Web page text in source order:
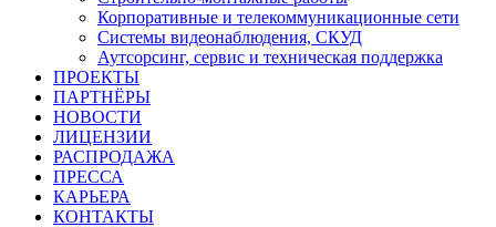
Корпоративные и телекоммуникационные сети
Системы видеонаблюдения, СКУД
Аутсорсинг, сервис и техническая поддержка
ПРОЕКТЫ
ПАРТНЁРЫ
НОВОСТИ
ЛИЦЕНЗИИ
РАСПРОДАЖА
ПРЕССА
КАРЬЕРА
КОНТАКТЫ